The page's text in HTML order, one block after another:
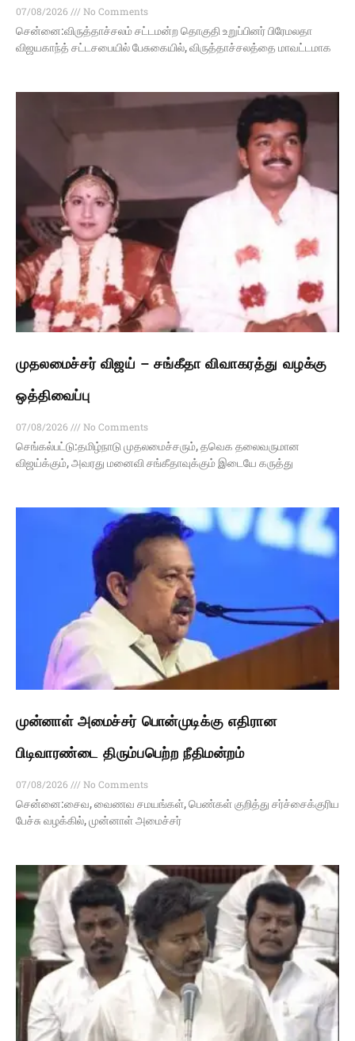
07/08/2026
No Comments
சென்னை:விருத்தாச்சலம் சட்டமன்ற தொகுதி உறுப்பினர் பிரேமலதா
விஜயகாந்த் சட்டசபையில் பேசுகையில், விருத்தாச்சலத்தை மாவட்டமாக
முதலமைச்சர் விஜய் – சங்கீதா விவாகரத்து வழக்கு
ஒத்திவைப்பு
07/08/2026
No Comments
செங்கல்பட்டு:தமிழ்நாடு முதலமைச்சரும், தவெக தலைவருமான
விஜய்க்கும், அவரது மனைவி சங்கீதாவுக்கும் இடையே கருத்து
முன்னாள் அமைச்சர் பொன்முடிக்கு எதிரான
பிடிவாரண்டை திரும்பபெற்ற நீதிமன்றம்
07/08/2026
No Comments
சென்னை:சைவ, வைணவ சமயங்கள், பெண்கள் குறித்து சர்ச்சைக்குரிய
பேச்சு வழக்கில், முன்னாள் அமைச்சர்